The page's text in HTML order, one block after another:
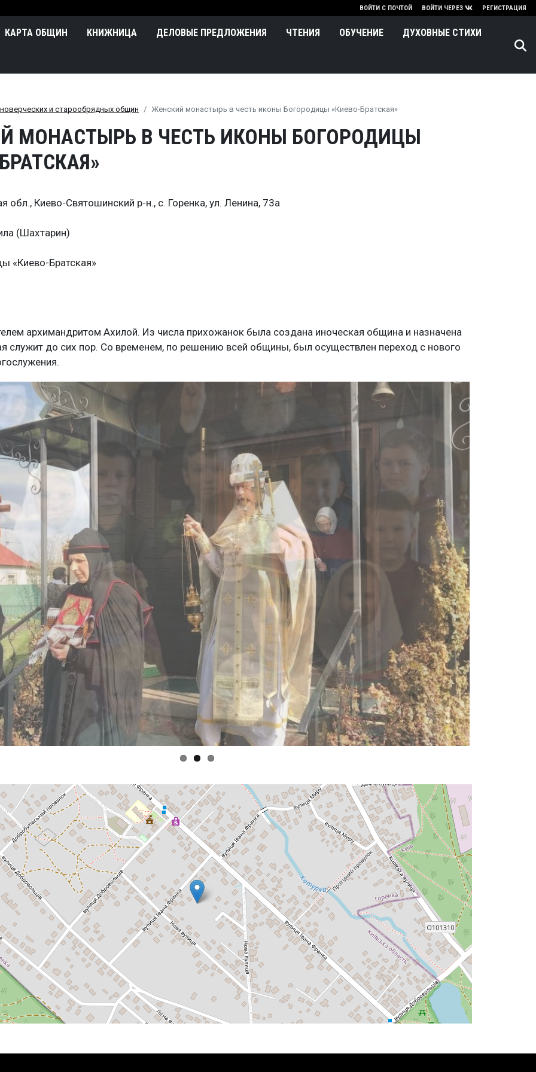
ВОЙТИ С ПОЧТОЙ ВОЙТИ ЧЕРЕЗ РЕГИСТРАЦИЯ
КАРТА ОБЩИН КНИЖНИЦА ДЕЛОВЫЕ ПРЕДЛОЖЕНИЯ ЧТЕНИЯ ОБУЧЕНИЕ ДУХОВНЫЕ СТИХИ
и старообрядных общин Женский монастырь в честь иконы Богородицы «Киево-Братская»
МОНАСТЫРЬ В ЧЕСТЬ ИКОНЫ БОГОРОДИЦЫ
обл., Киево-Святошинский р-н., с. Горенка, ул. Ленина, 73а
(Шахтарин)
«Киево-Братская»
архимандритом Ахилой. Из числа прихожанок была создана иноческая община и назначена
служит до сих пор. Со временем, по решению всей общины, был осуществлен переход с нового